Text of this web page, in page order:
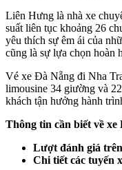
Liên Hưng là nhà xe
suất liên tục khoảng 26
yêu thích sự êm ái của
cũng là sự lựa chọn hoàn
Vé xe Đà Nẵng đi Nha
limousine 34 giường và
khách tận hưởng hành
Thông tin cần biết về
Lượt đánh giá
Chi tiết các tuyến